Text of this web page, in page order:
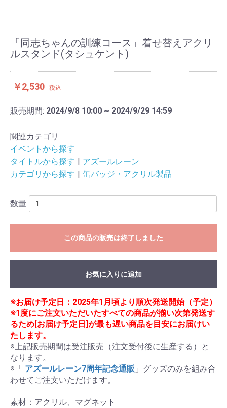
「同志ちゃんの訓練コース」着せ替えアクリ
ルスタンド(タシュケント)
￥2,530 税込
販売期間: 2024/9/8 10:00 ~ 2024/9/29 14:59
関連カテゴリ
イベントから探す
タイトルから探す
アズールレーン
カテゴリから探す
缶バッジ・アクリル製品
数量
この商品の販売は終了しました
お気に入りに追加
※お届け予定日：2025年1月頃より順次発送開始（予定）
※1度にご注文いただいたすべての商品が揃い次第発送す
るため[お届け予定日]が最も遅い商品を目安にお届けい
たします。
※上記販売期間は受注販売（注文受付後に生産する）と
なります。
※「 アズールレーン7周年記念通販 」グッズのみを組み合
わせてご注文いただけます。
素材：アクリル、マグネット